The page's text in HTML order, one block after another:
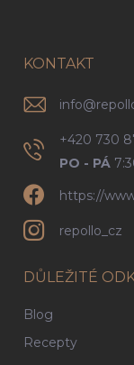
KONTAKT
info@
+420 730
PO - PÁ
https://
repollo_cz
DŮLEŽITÉ
Blog
Recepty